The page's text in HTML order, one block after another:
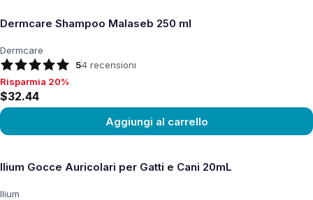
Dermcare Shampoo Malaseb 250 ml
Dermcare
54 recensioni
Risparmia 20%, $32.44
Risparmia 20%
$32.44
Aggiungi al carrello
Ilium Gocce Auricolari per Gatti e Cani 20mL
Ilium